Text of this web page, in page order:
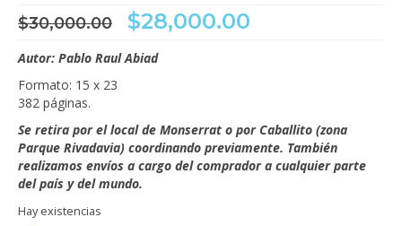
Videos
Tienda
$30,000.00 El
precio
original
$28,000.00
Autor: Pablo Raul Abiad
Formato: 15 x 23
382 páginas.
Se retira por el local de Monserrat o por Caballito (zona
Parque Rivadavia) coordinando previamente. También
realizamos envíos a cargo del comprador a cualquier parte
del país y del mundo.
Hay existencias